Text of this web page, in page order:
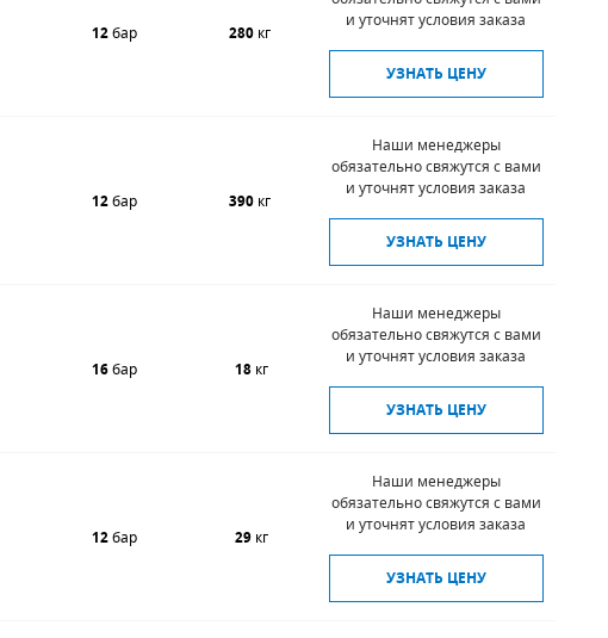
12бар 280 кг
и уточнят условия заказа
УЗНАТЬ ЦЕНУ
12бар 390 кг
Наши менеджеры
обязательно свяжутся с вами
и уточнят условия заказа
УЗНАТЬ ЦЕНУ
16бар 18 кг
Наши менеджеры
обязательно свяжутся с вами
и уточнят условия заказа
УЗНАТЬ ЦЕНУ
12бар 29 кг
Наши менеджеры
обязательно свяжутся с вами
и уточнят условия заказа
УЗНАТЬ ЦЕНУ